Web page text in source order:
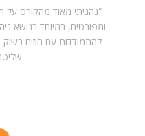
“נהניתי מאוד מהקורס על
ומפורטים, במיוחד בנושא
להתמודדות עם חוזים